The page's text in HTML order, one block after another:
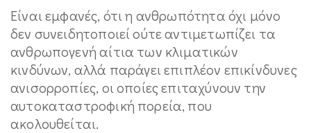
Είναι εμφανές, ότι η ανθρωπότητα όχι μόνο
δεν συνειδητοποιεί ούτε αντιμετωπίζει τα
ανθρωπογενή αίτια των κλιματικών
κινδύνων, αλλά παράγει επιπλέον επικίνδυνες
ανισορροπίες, οι οποίες επιταχύνουν την
αυτοκαταστροφική πορεία, που
ακολουθείται.